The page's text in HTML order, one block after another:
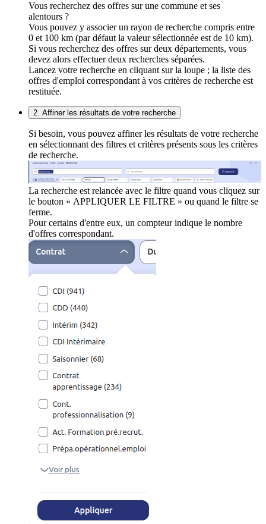
Vous recherchez des offres sur une commune et ses
alentours ?
Vous pouvez y associer un rayon de recherche compris entre
0 et 100 km (par défaut la valeur sélectionnée est de 10 km).
Si vous recherchez des offres sur deux départements, vous
devez alors effectuer deux recherches séparées.
Lancez votre recherche en cliquant sur la loupe ; la liste des
offres d'emploi correspondant à vos critères de recherche est
restituée.
2. Affiner les résultats de votre recherche
Si besoin, vous pouvez affiner les résultats de votre recherche
en sélectionnant des filtres et critères présents sous les critères
de recherche.
La recherche est relancée avec le filtre quand vous cliquez sur
le bouton « APPLIQUER LE FILTRE » ou quand le filtre se
ferme.
Pour certains d'entre eux, un compteur indique le nombre
d'offres correspondant.